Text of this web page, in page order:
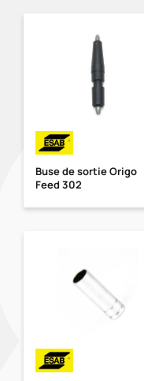
Buse de sortie Origo
Feed 302